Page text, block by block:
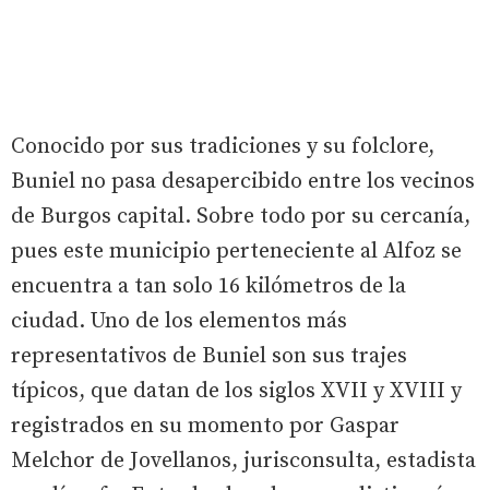
Conocido por sus tradiciones y su folclore,
Buniel no pasa desapercibido entre los vecinos
de Burgos capital. Sobre todo por su cercanía,
pues este municipio perteneciente al Alfoz se
encuentra a tan solo 16 kilómetros de la
ciudad. Uno de los elementos más
representativos de Buniel son sus trajes
típicos, que datan de los siglos XVII y XVIII y
registrados en su momento por Gaspar
Melchor de Jovellanos, jurisconsulta, estadista